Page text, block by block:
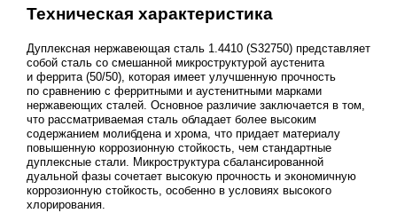
Техническая характеристика
Дуплексная нержавеющая сталь 1.4410 (S32750) представляет
собой сталь со смешанной микроструктурой аустенита
и феррита (50/50), которая имеет улучшенную прочность
по сравнению с ферритными и аустенитными марками
нержавеющих сталей. Основное различие заключается в том,
что рассматриваемая сталь обладает более высоким
содержанием молибдена и хрома, что придает материалу
повышенную коррозионную стойкость, чем стандартные
дуплексные стали. Микроструктура сбалансированной
дуальной фазы сочетает высокую прочность и экономичную
коррозионную стойкость, особенно в условиях высокого
хлорирования.